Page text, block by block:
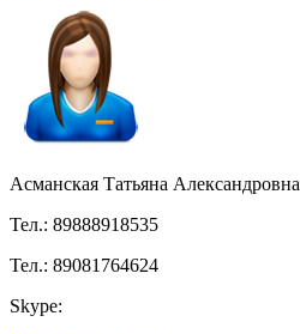
Асманская Татьяна Александровна
Тел.: 89888918535
Тел.: 89081764624
Skype: